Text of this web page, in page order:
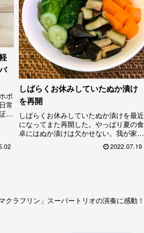
付
ポ
常
や
しばらくお休みしていたぬか漬け
を再開
しばらくお休みしていたぬか漬けを最近
になってまた再開した。やっぱり夏の食
卓にはぬか漬けは欠かせない。我が家の
定番はキュウリ、ナス、カブ、キャベ
ツ、ニンジン、大根、ミョウガ、といっ
2022.07.19
クラフリン」スーパートリオの演奏に感動！